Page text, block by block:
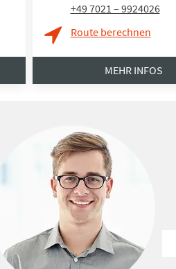
+49 7021 – 9924026
Route berechnen
MEHR INFOS